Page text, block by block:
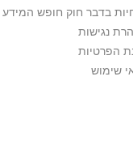
בדבר חוק חופש המידע
נגישות
הפרטיות
שימוש